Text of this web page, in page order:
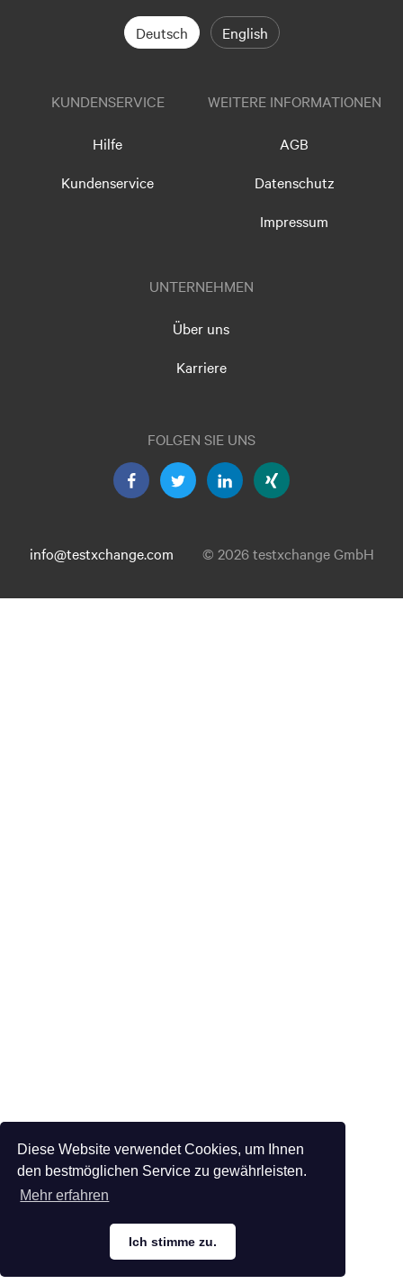
Diese Website verwendet Cookies, um Ihnen
den bestmöglichen Service zu gewährleisten.
Mehr erfahren
Ich stimme zu.
Deutsch English
KUNDENSERVICE
Hilfe
Kundenservice
WEITERE INFORMATIONEN
AGB
Datenschutz
Impressum
UNTERNEHMEN
Über uns
Karriere
FOLGEN SIE UNS
info@testxchange.com © 2026 testxchange GmbH